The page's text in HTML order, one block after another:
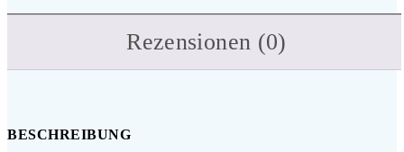
Rezensionen (0)
BESCHREIBUNG